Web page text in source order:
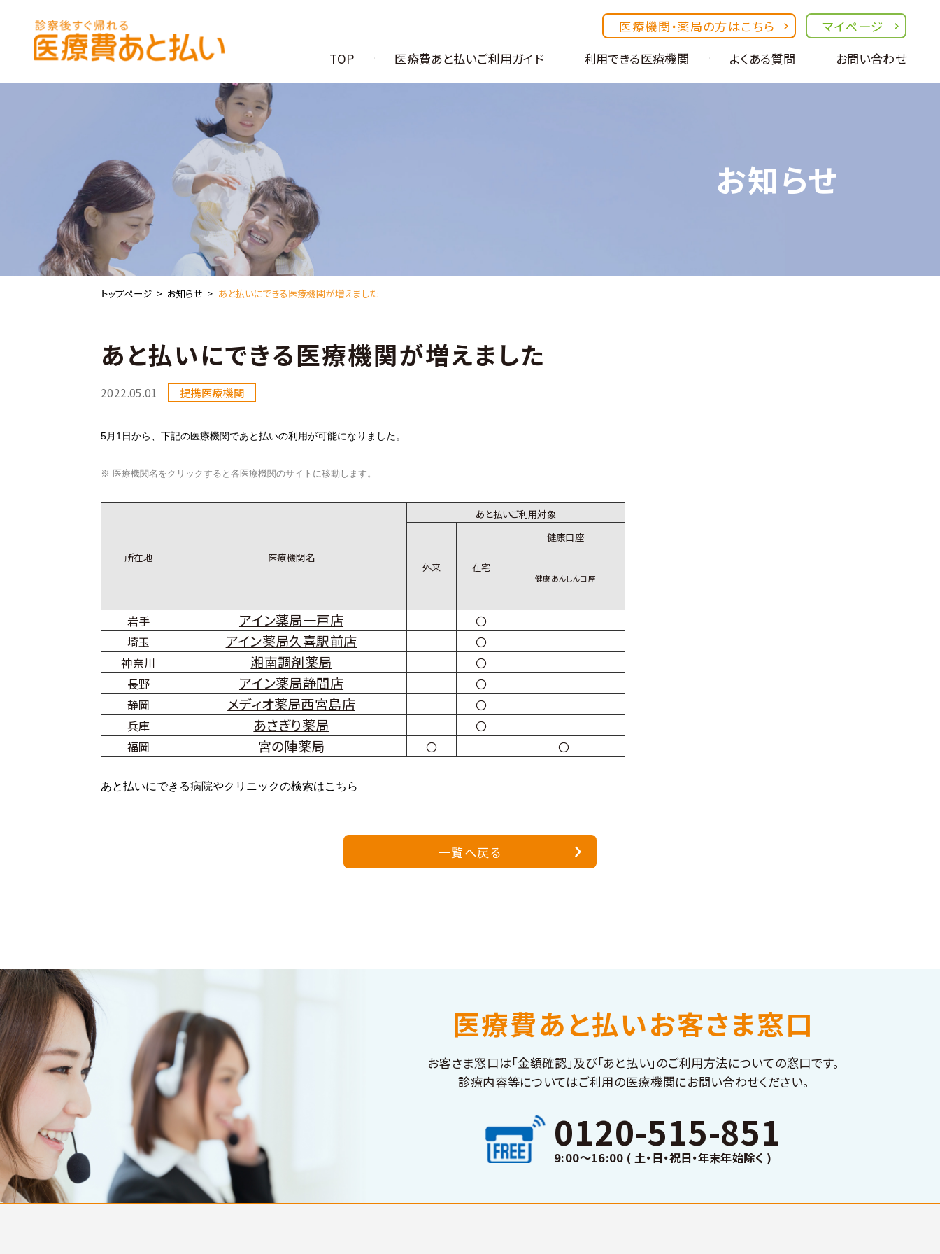
医療機関・薬局の方はこちら
マイページ
TOP
医療費あと払いご利用ガイド 利用できる医療機関 よくある質問 お問い合わせ
お知らせ
トップページ お知らせ あと払いにできる医療機関が増えました
あと払いにできる医療機関が増えました
2022.05.01 提携医療機関
5月1日から、下記の医療機関であと払いの利用が可能になりました。
※ 医療機関名をクリックすると各医療機関のサイトに移動します。
所在地 医療機関名
あと払いご利用対象
外来 在宅
健康口座
健康あんしん口座
岩手 アイン薬局一戸店
〇
埼玉
アイン薬局久喜駅前店
〇
神奈川
湘南調剤薬局
〇
長野
アイン薬局静間店
〇
静岡
メディオ薬局西宮島店
〇
兵庫
あさぎり薬局
〇
福岡
宮の陣薬局 〇 〇
あと払いにできる病院やクリニックの検索はこちら
一覧へ戻る
医療費あと払いお客さま窓口
お客さま窓口は「金額確認」及び「あと払い」のご利用方法についての窓口です。
診療内容等についてはご利用の医療機関にお問い合わせください。
0120-515-851
9:00～16:00 ( 土・日・祝日・年末年始除く )